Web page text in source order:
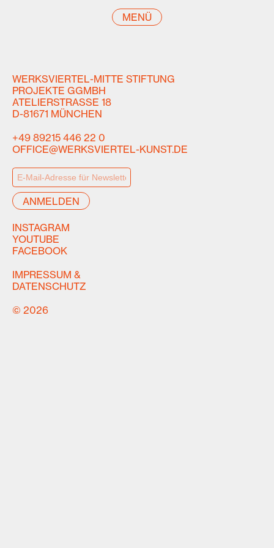
MENÜ
WERKSVIERTEL-MITTE STIFTUNG
PROJEKTE GGMBH
ATELIERSTRASSE 18
D-81671 MÜNCHEN
+49 89215 446 22 0
OFFICE@WERKSVIERTEL-KUNST.DE
INSTAGRAM
YOUTUBE
FACEBOOK
IMPRESSUM &
DATENSCHUTZ
© 2026